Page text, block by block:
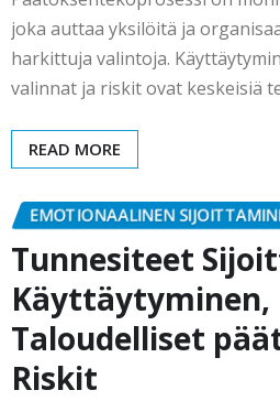
joka auttaa yksilöitä ja
harkittuja valintoja.
valinnat ja riskit ovat keskeisiä
READ MORE
EMOTIONAALINEN
Tunnesiteet
Käyttäytyminen,
Taloudelliset
Riskit